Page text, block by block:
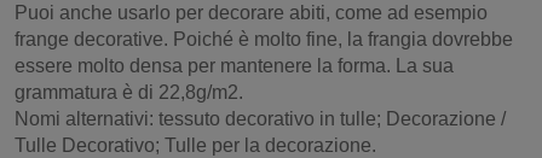
Puoi anche usarlo per decorare abiti, come ad esempio
frange decorative. Poiché è molto fine, la frangia dovrebbe
essere molto densa per mantenere la forma. La sua
grammatura è di 22,8g/m2.
Nomi alternativi: tessuto decorativo in tulle; Decorazione /
Tulle Decorativo; Tulle per la decorazione.